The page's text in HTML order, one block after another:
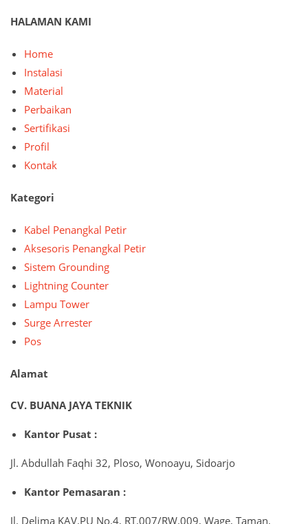
HALAMAN KAMI
Home
Instalasi
Material
Perbaikan
Sertifikasi
Profil
Kontak
Kategori
Kabel Penangkal Petir
Aksesoris Penangkal Petir
Sistem Grounding
Lightning Counter
Lampu Tower
Surge Arrester
Pos
Alamat
CV. BUANA JAYA TEKNIK
Kantor Pusat :
Jl. Abdullah Faqhi 32, Ploso, Wonoayu, Sidoarjo
Kantor Pemasaran :
Jl. Delima KAV.PU No.4, RT.007/RW.009, Wage, Taman,